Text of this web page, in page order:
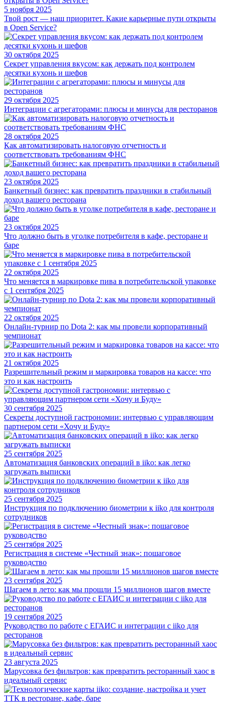
5 ноября 2025
Твой рост — наш приоритет. Какие карьерные пути открыты
в Open Service?
30 октября 2025
Секрет управления вкусом: как держать под контролем
десятки кухонь и шефов
29 октября 2025
Интеграции с агрегаторами: плюсы и минусы для ресторанов
28 октября 2025
Как автоматизировать налоговую отчетность и
соответствовать требованиям ФНС
23 октября 2025
Банкетный бизнес: как превратить праздники в стабильный
доход вашего ресторана
23 октября 2025
Что должно быть в уголке потребителя в кафе, ресторане и
баре
22 октября 2025
Что меняется в маркировке пива в потребительской упаковке
с 1 сентября 2025
22 октября 2025
Онлайн-турнир по Dota 2: как мы провели корпоративный
чемпионат
21 октября 2025
Разрешительный режим и маркировка товаров на кассе: что
это и как настроить
30 сентября 2025
Секреты доступной гастрономии: интервью с управляющим
партнером сети «Хочу и Буду»
25 сентября 2025
Автоматизация банковских операций в iiko: как легко
загружать выписки
25 сентября 2025
Инструкция по подключению биометрии к iiko для контроля
сотрудников
25 сентября 2025
Регистрация в системе «Честный знак»: пошаговое
руководство
23 сентября 2025
Шагаем в лето: как мы прошли 15 миллионов шагов вместе
19 сентября 2025
Руководство по работе с ЕГАИС и интеграции с iiko для
ресторанов
23 августа 2025
Марусовка без фильтров: как превратить ресторанный хаос в
идеальный сервис